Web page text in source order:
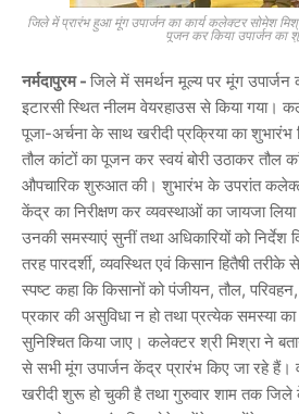
जिले में प्रारंभ हुआ मूंग उपार्जन का कार्य कलेक्टर सोमेश
पूजन कर किया उपार्जन का
नर्मदापुरम - जिले में समर्थन मूल्य पर मूंग उपार्जन
इटारसी स्थित नीलम वेयरहाउस से किया गया।
पूजा-अर्चना के साथ खरीदी प्रक्रिया का शुभारंभ
तौल कांटों का पूजन कर स्वयं बोरी उठाकर तौल
औपचारिक शुरुआत की। शुभारंभ के उपरांत
केंद्र का निरीक्षण कर व्यवस्थाओं का जायजा
उनकी समस्याएं सुनीं तथा अधिकारियों को निर्देश
तरह पारदर्शी, व्यवस्थित एवं किसान हितैषी
स्पष्ट कहा कि किसानों को पंजीयन, तौल,
प्रकार की असुविधा न हो तथा प्रत्येक समस्या का
सुनिश्चित किया जाए। कलेक्टर श्री मिश्रा ने
से सभी मूंग उपार्जन केंद्र प्रारंभ किए जा रहे हैं।
खरीदी शुरू हो चुकी है तथा गुरुवार शाम तक जिले